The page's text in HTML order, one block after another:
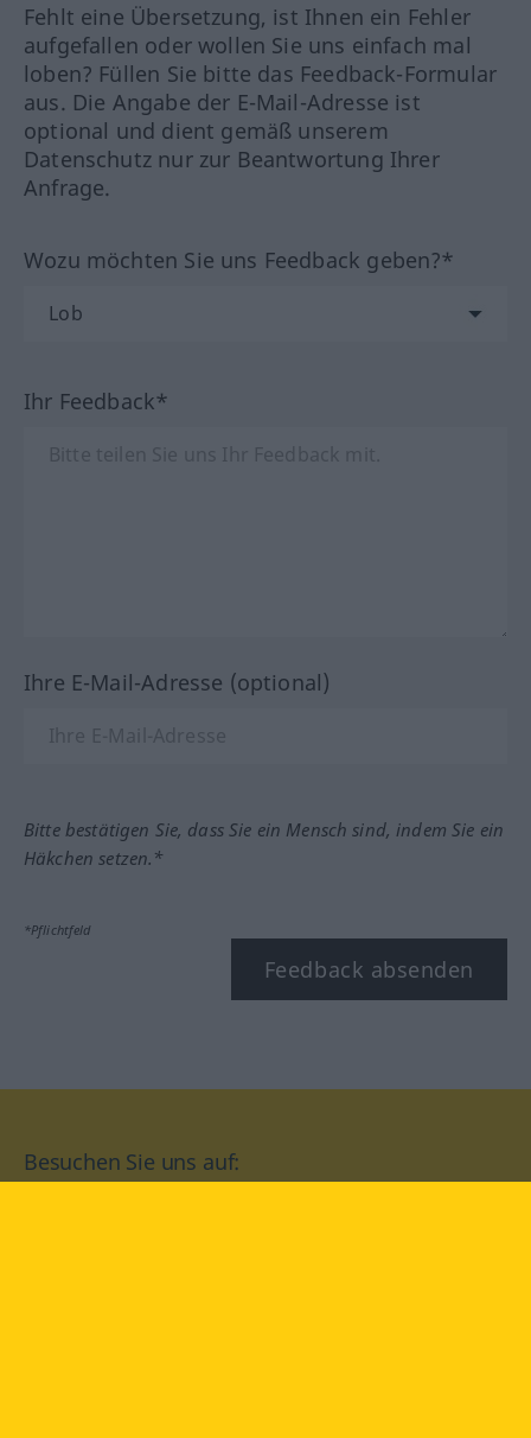
Fehlt eine Übersetzung, ist Ihnen ein Fehler
aufgefallen oder wollen Sie uns einfach mal
loben? Füllen Sie bitte das Feedback-Formular
aus. Die Angabe der E-Mail-Adresse ist
optional und dient gemäß unserem
Datenschutz nur zur Beantwortung Ihrer
Anfrage.
Wozu möchten Sie uns Feedback geben?*
Ihr Feedback*
Ihre E-Mail-Adresse (optional)
Bitte bestätigen Sie, dass Sie ein Mensch sind, indem Sie ein
Häkchen setzen.*
*Pflichtfeld
Feedback absenden
Besuchen Sie uns auf: